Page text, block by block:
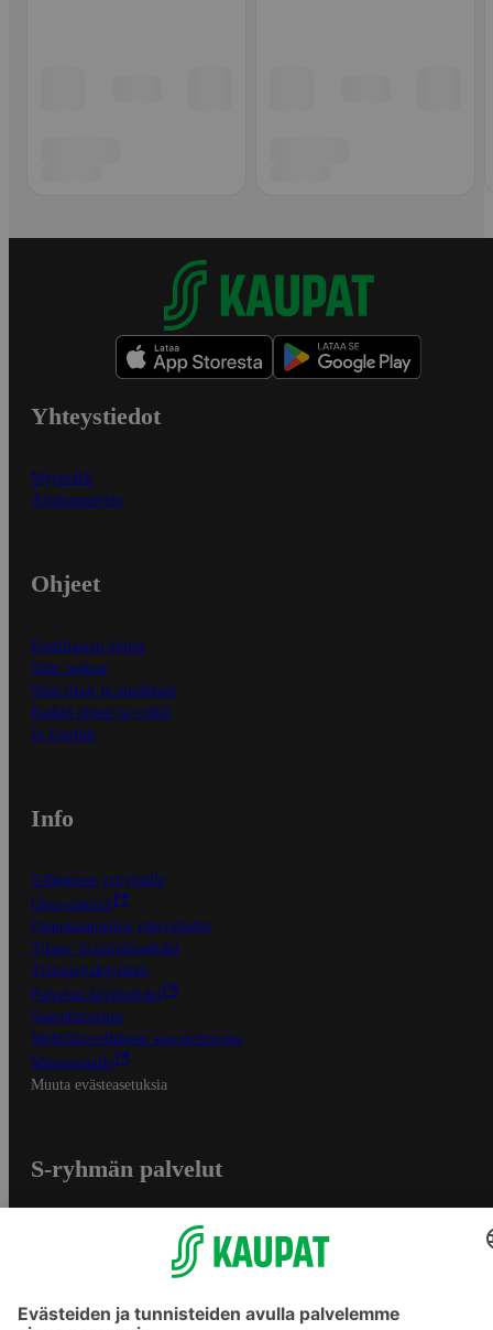
Yhteystiedot
Myymälät
Asiakaspalvelu
Ohjeet
Ensitilaajan ohjeet
Näin maksat
Näin tilaat ja muokkaat
Kaikki ohjeet ja vinkit
In English
Info
S-Business yrityksille
Oiva-raportit
Osuuskauppojen yhteystiedot
Tilaus- ja toimitusehdot
Tietosuojakäytäntö
Palvelun käyttöehdot
Saavutettavuus
Mobiilisovelluksen saavutettavuus
Mainostajalle
Muuta evästeasetuksia
S-ryhmän palvelut
Yhteishyvä Ruoka -sovellus
S-ostoslista -sovellus